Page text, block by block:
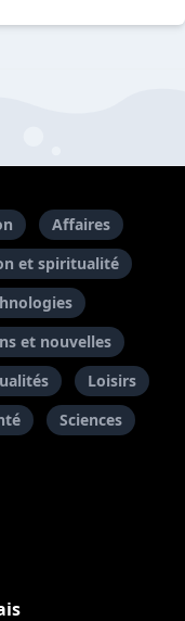
Affaires
et spiritualité
et nouvelles
Loisirs
Sciences